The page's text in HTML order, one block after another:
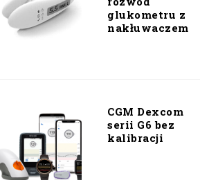
glukometru z
nakłuwaczem
CGM Dexcom
serii G6 bez
kalibracji